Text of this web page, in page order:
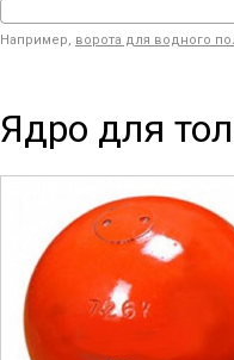
Например, ворота для водного
Ядро для